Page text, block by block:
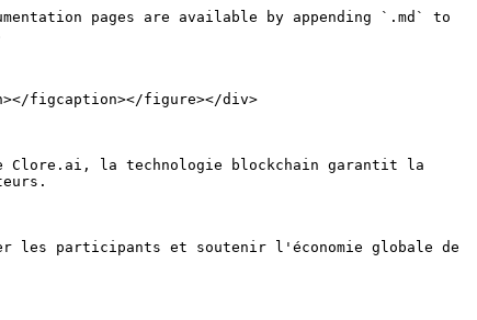
pages are available by appending `.md` to
figcaption></figure></div>
Clore.ai, la technologie blockchain garantit la
les participants et soutenir l'économie globale de